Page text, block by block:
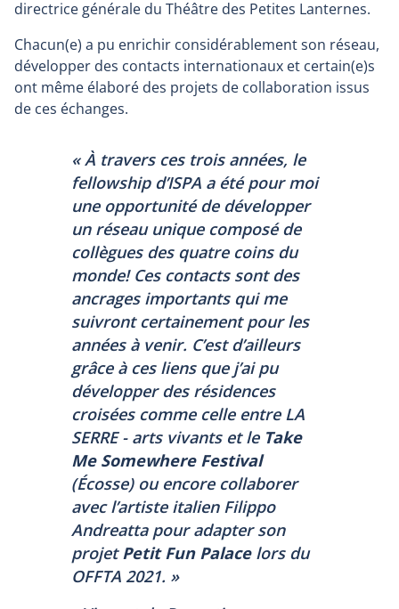
directrice générale du Théâtre des Petites Lanternes.
Chacun(e) a pu enrichir considérablement son réseau,
développer des contacts internationaux et certain(e)s
ont même élaboré des projets de collaboration issus
de ces échanges.
« À travers ces trois années, le
fellowship d’ISPA a été pour moi
une opportunité de développer
un réseau unique composé de
collègues des quatre coins du
monde! Ces contacts sont des
ancrages importants qui me
suivront certainement pour les
années à venir. C’est d’ailleurs
grâce à ces liens que j’ai pu
développer des résidences
croisées comme celle entre LA
SERRE - arts vivants et le Take
Me Somewhere Festival
(Écosse) ou encore collaborer
avec l’artiste italien Filippo
Andreatta pour adapter son
projet Petit Fun Palacelors du
OFFTA 2021. »